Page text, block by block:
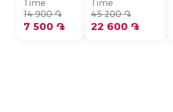
Earring/
SLA22993-
01WHT
Time
14 900 ֏
7 500 ֏
Серебряная
Моно-серьга/
PG01-336-U
Time
45 200 ֏
22 600 ֏